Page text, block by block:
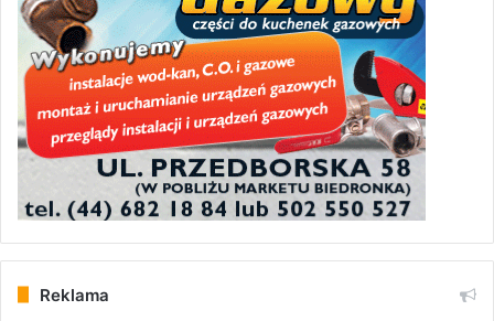
Reklama